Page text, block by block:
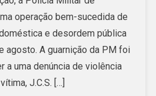
DE
ACRELÂNDIA
REALIZA
OPERAÇÃO
EFETIVA
E
operação bem-sucedida de
e desordem pública
agosto. A guarnição da PM foi
a uma denúncia de violência
J.C.S. […]